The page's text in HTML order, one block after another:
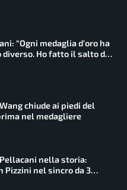
“Ogni medaglia d’oro ha
diverso. Ho fatto il salto di
chiude ai piedi del
nel medagliere
nella storia:
Pizzini nel sincro da 3